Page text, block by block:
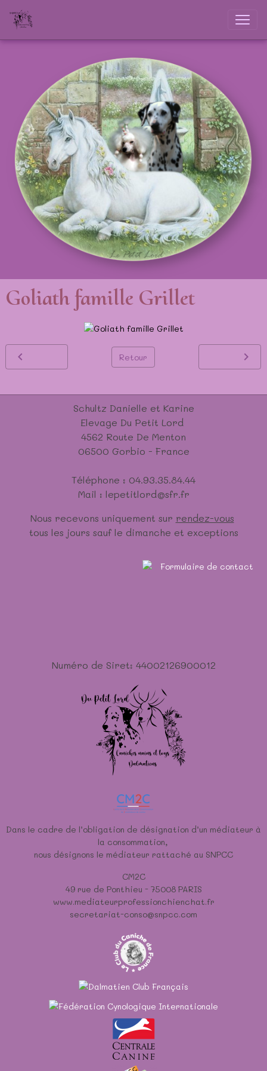
Goliath famille Grillet
Retour
Schultz Danielle et Karine
Elevage Du Petit Lord
4562 Route De Menton
06500 Gorbio - France
Téléphone : 04.93.35.84.44
Mail : lepetitlord@sfr.fr
Nous recevons uniquement sur rendez-vous
tous les jours sauf le dimanche et exceptions
Numéro de Siret: 44002126900012
Dans le cadre de l’obligation de désignation d’un médiateur à
la consommation,
nous désignons le médiateur rattaché au SNPCC
CM2C
49 rue de Ponthieu - 75008 PARIS
www.mediateurprofessionchienchat.fr
secretariat-conso@snpcc.com